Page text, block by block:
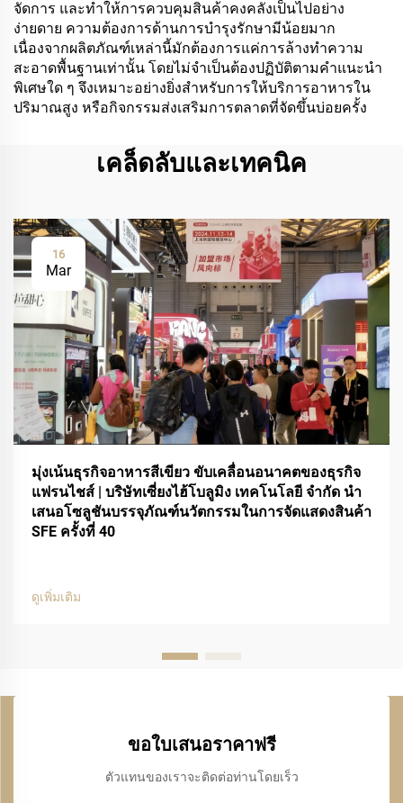
จัดการ และทำให้การควบคุมสินค้าคงคลังเป็นไปอย่าง
ง่ายดาย ความต้องการด้านการบำรุงรักษามีน้อยมาก
เนื่องจากผลิตภัณฑ์เหล่านี้มักต้องการแค่การล้างทำความ
สะอาดพื้นฐานเท่านั้น โดยไม่จำเป็นต้องปฏิบัติตามคำแนะนำ
พิเศษใด ๆ จึงเหมาะอย่างยิ่งสำหรับการให้บริการอาหารใน
ปริมาณสูง หรือกิจกรรมส่งเสริมการตลาดที่จัดขึ้นบ่อยครั้ง
เคล็ดลับและเทคนิค
16
Mar
มุ่งเน้นธุรกิจอาหารสีเขียว ขับเคลื่อนอนาคตของธุรกิจ
แฟรนไชส์ | บริษัทเซี่ยงไฮ้โบลูมิง เทคโนโลยี จำกัด นำ
เสนอโซลูชันบรรจุภัณฑ์นวัตกรรมในการจัดแสดงสินค้า
SFE ครั้งที่ 40
ดูเพิ่มเติม
ขอใบเสนอราคาฟรี
ตัวแทนของเราจะติดต่อท่านโดยเร็ว